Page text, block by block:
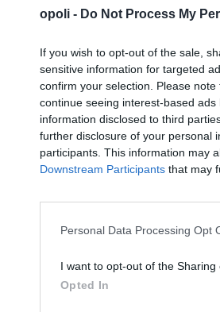
opoli - Do Not Process My
If you wish to opt-out of the sale,
sensitive information for targeted
confirm your selection. Please
continue seeing interest-based
information disclosed to third
further disclosure of your personal
participants. This information may
Downstream Participants that may
Personal Data Processing Opt
I want to opt-out of the Sharing
Opted In